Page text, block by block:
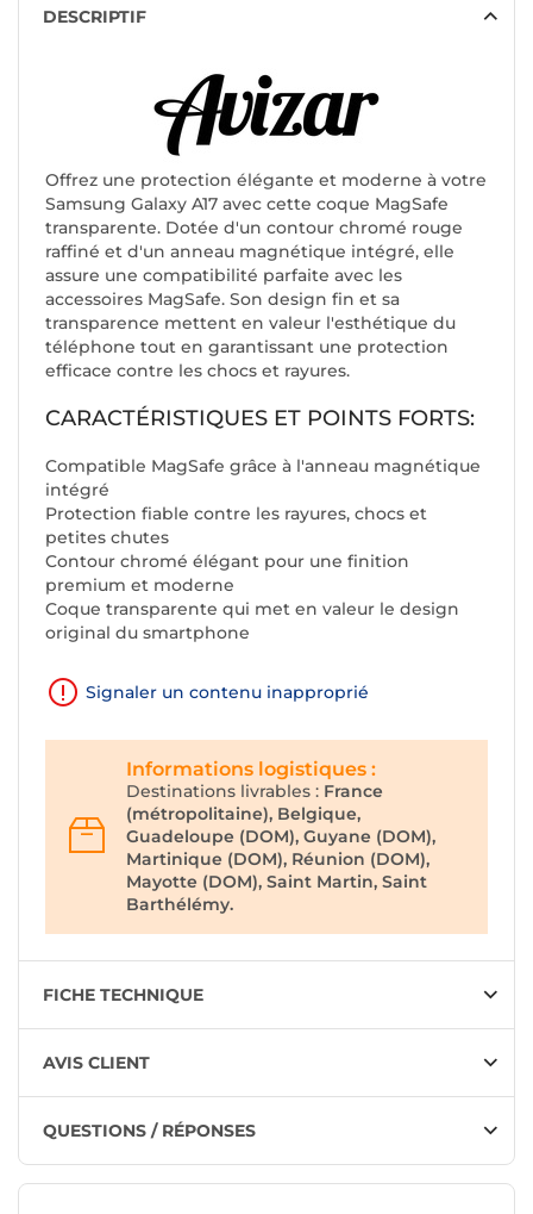
DESCRIPTIF
Offrez une protection élégante et moderne à votre
Samsung Galaxy A17 avec cette coque MagSafe
transparente. Dotée d'un contour chromé rouge
raffiné et d'un anneau magnétique intégré, elle
assure une compatibilité parfaite avec les
accessoires MagSafe. Son design fin et sa
transparence mettent en valeur l'esthétique du
téléphone tout en garantissant une protection
efficace contre les chocs et rayures.
CARACTÉRISTIQUES ET POINTS FORTS:
Compatible MagSafe grâce à l'anneau magnétique
intégré
Protection fiable contre les rayures, chocs et
petites chutes
Contour chromé élégant pour une finition
premium et moderne
Coque transparente qui met en valeur le design
original du smartphone
Signaler un contenu inapproprié
Informations logistiques :
Destinations livrables : France
(métropolitaine), Belgique,
Guadeloupe (DOM), Guyane (DOM),
Martinique (DOM), Réunion (DOM),
Mayotte (DOM), Saint Martin, Saint
Barthélémy.
FICHE TECHNIQUE
AVIS CLIENT
QUESTIONS / RÉPONSES